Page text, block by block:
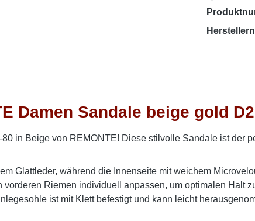
Damen Sandale beige gold
in Beige von REMONTE! Diese stilvolle Sandale ist der
Glattleder, während die Innenseite mit weichem
Riemen individuell anpassen, um optimalen Halt
ist mit Klett befestigt und kann leicht